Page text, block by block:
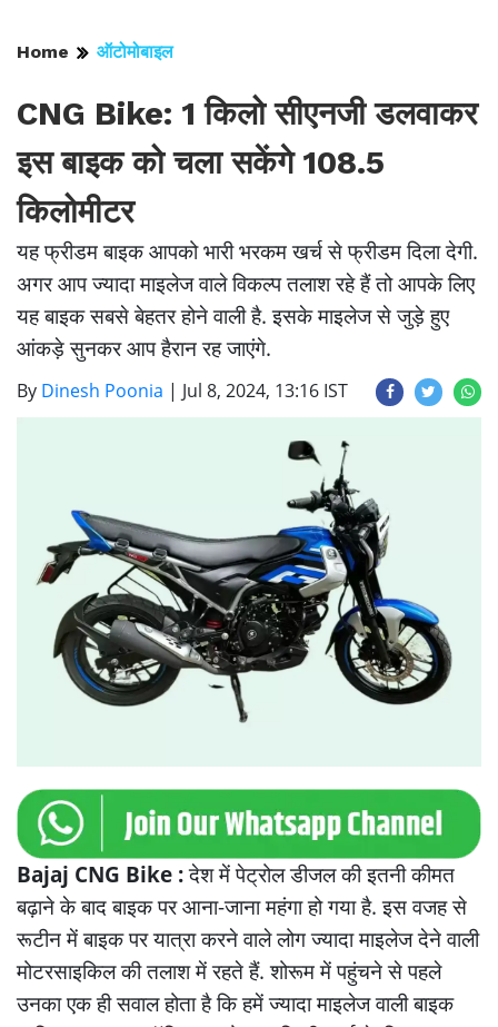
Home ऑटोमोबाइल
CNG Bike: 1 किलो सीएनजी डलवाकर
इस बाइक को चला सकेंगे 108.5
किलोमीटर
यह फ्रीडम बाइक आपको भारी भरकम खर्च से फ्रीडम दिला देगी.
अगर आप ज्यादा माइलेज वाले विकल्प तलाश रहे हैं तो आपके लिए
यह बाइक सबसे बेहतर होने वाली है. इसके माइलेज से जुड़े हुए
आंकड़े सुनकर आप हैरान रह जाएंगे.
By Dinesh Poonia | Jul 8, 2024, 13:16 IST
Bajaj CNG Bike :देश में पेट्रोल डीजल की इतनी कीमत
बढ़ाने के बाद बाइक पर आना-जाना महंगा हो गया है. इस वजह से
रूटीन में बाइक पर यात्रा करने वाले लोग ज्यादा माइलेज देने वाली
मोटरसाइकिल की तलाश में रहते हैं. शोरूम में पहुंचने से पहले
उनका एक ही सवाल होता है कि हमें ज्यादा माइलेज वाली बाइक